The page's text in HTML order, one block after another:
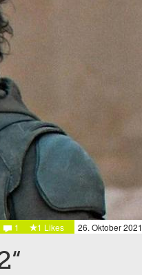
26. Oktober 2021
1 Likes
1